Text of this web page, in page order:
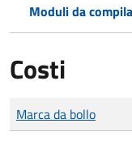
Moduli da
Costi
Tipo di pagamento
Importo
Marca da bollo